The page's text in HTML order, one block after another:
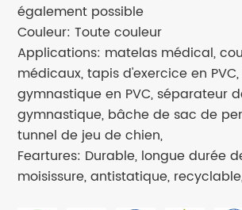
également possible
Couleur: Toute couleur
Applications: matelas médical,
médicaux, tapis d'exercice en
gymnastique en PVC, séparateur
gymnastique, bâche de sac de
tunnel de jeu de chien,
Feartures: Durable, longue durée
moisissure, antistatique,